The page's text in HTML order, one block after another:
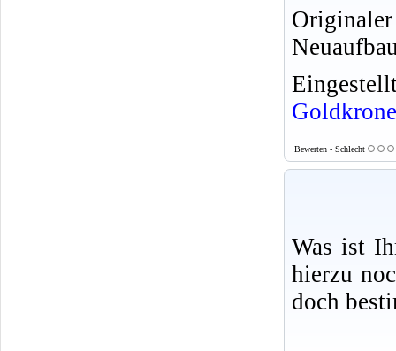
Goldkrone
Bewerten - Schlecht
Was ist
hierzu
doch